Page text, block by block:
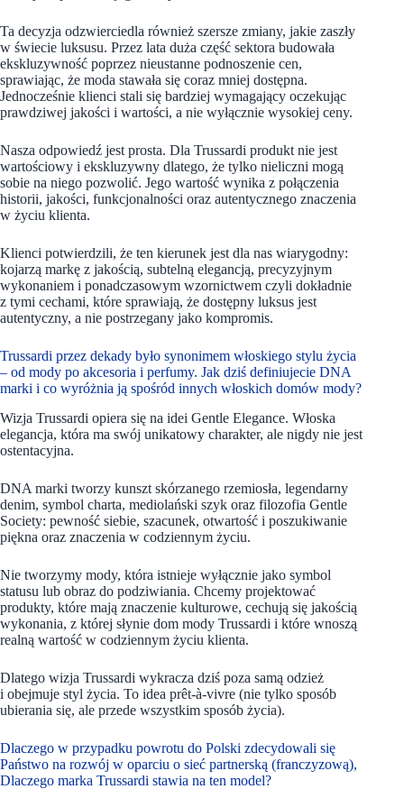
Ta decyzja odzwierciedla również szersze zmiany, jakie zaszły
w świecie luksusu. Przez lata duża część sektora budowała
ekskluzywność poprzez nieustanne podnoszenie cen,
sprawiając, że moda stawała się coraz mniej dostępna.
Jednocześnie klienci stali się bardziej wymagający oczekując
prawdziwej jakości i wartości, a nie wyłącznie wysokiej ceny.
Nasza odpowiedź jest prosta. Dla Trussardi produkt nie jest
wartościowy i ekskluzywny dlatego, że tylko nieliczni mogą
sobie na niego pozwolić. Jego wartość wynika z połączenia
historii, jakości, funkcjonalności oraz autentycznego znaczenia
w życiu klienta.
Klienci potwierdzili, że ten kierunek jest dla nas wiarygodny:
kojarzą markę z jakością, subtelną elegancją, precyzyjnym
wykonaniem i ponadczasowym wzornictwem czyli dokładnie
z tymi cechami, które sprawiają, że dostępny luksus jest
autentyczny, a nie postrzegany jako kompromis.
Trussardi przez dekady było synonimem włoskiego stylu życia
– od mody po akcesoria i perfumy. Jak dziś definiujecie DNA
marki i co wyróżnia ją spośród innych włoskich domów mody?
Wizja Trussardi opiera się na idei Gentle Elegance. Włoska
elegancja, która ma swój unikatowy charakter, ale nigdy nie jest
ostentacyjna.
DNA marki tworzy kunszt skórzanego rzemiosła, legendarny
denim, symbol charta, mediolański szyk oraz filozofia Gentle
Society: pewność siebie, szacunek, otwartość i poszukiwanie
piękna oraz znaczenia w codziennym życiu.
Nie tworzymy mody, która istnieje wyłącznie jako symbol
statusu lub obraz do podziwiania. Chcemy projektować
produkty, które mają znaczenie kulturowe, cechują się jakością
wykonania, z której słynie dom mody Trussardi i które wnoszą
realną wartość w codziennym życiu klienta.
Dlatego wizja Trussardi wykracza dziś poza samą odzież
i obejmuje styl życia. To idea prêt-à-vivre (nie tylko sposób
ubierania się, ale przede wszystkim sposób życia).
Dlaczego w przypadku powrotu do Polski zdecydowali się
Państwo na rozwój w oparciu o sieć partnerską (franczyzową),
Dlaczego marka Trussardi stawia na ten model?